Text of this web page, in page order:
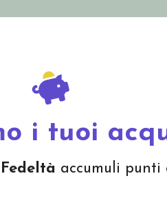
i tuoi
accumuli punti
Offerte
biondo